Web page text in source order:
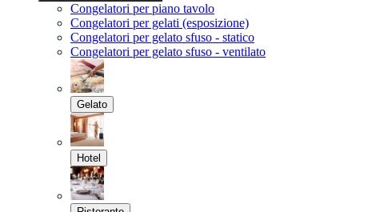
Congelatori per piano tavolo
Congelatori per gelati (esposizione)
Congelatori per gelato sfuso - statico
Congelatori per gelato sfuso - ventilato
Gelato
Hotel